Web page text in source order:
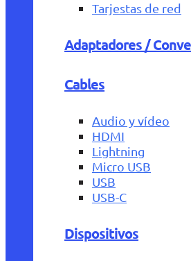
Tarjestas de red
Adaptadores /
Cables
Audio y vídeo
HDMI
Lightning
Micro USB
USB
USB-C
Dispositivos